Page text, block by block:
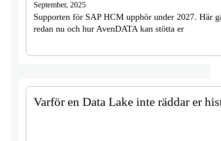
September, 2025
Supporten för SAP HCM upphör under 2027. Här
redan nu och hur AvenDATA kan stötta er
Varför en Data Lake inte räddar er